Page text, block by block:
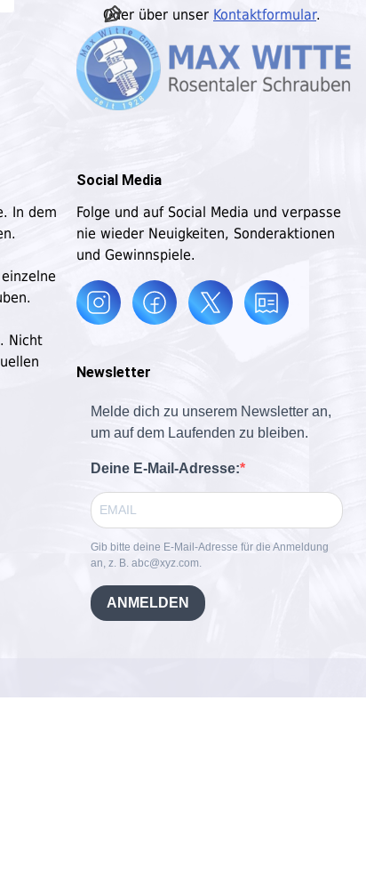
Oder über unser Kontaktformular.
In dem
Nicht
Social Media
Folge und auf Social Media und verpasse
nie wieder Neuigkeiten, Sonderaktionen
und Gewinnspiele.
Newsletter
Melde dich zu unserem Newsletter an,
um auf dem Laufenden zu bleiben.
Deine E-Mail-Adresse:
Gib bitte deine E-Mail-Adresse für die Anmeldung
an, z. B. abc@xyz.com.
ANMELDEN